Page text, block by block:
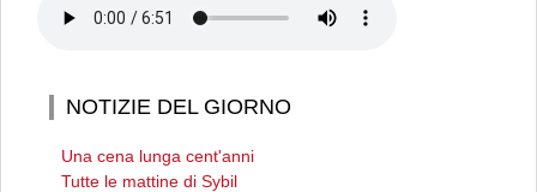
NOTIZIE DEL GIORNO
Una cena lunga cent'anni
Tutte le mattine di Sybil